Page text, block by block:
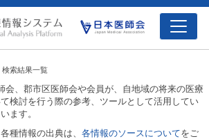
検索結果一覧
会、郡市区医師会や会員が、自地域の将来の医療
検討を行う際の参考、ツールとして活用してい
ます。
種情報の出典は、各情報のソースについてをご